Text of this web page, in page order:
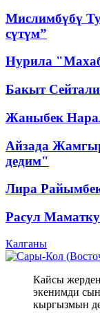
Мислимбүбү
сүтүм”
Нурила
Бакыт
Жаныбек
Айзада
дедим"
Лира
Расул
Калганы
Кайсы
экенимди
кыргызмын